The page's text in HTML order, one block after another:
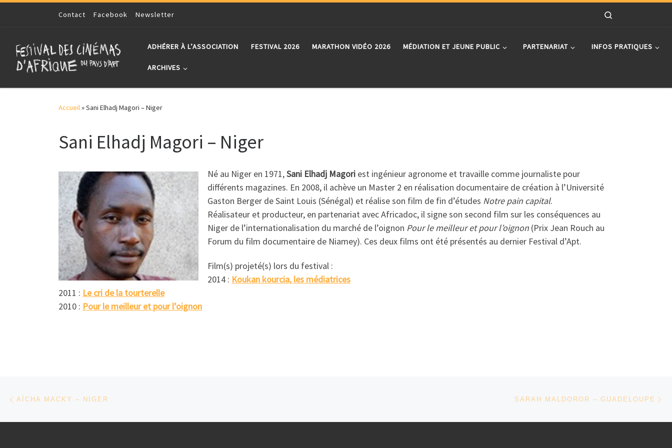
Skip to contentContact Facebook Newsletter
ADHÉRER À L’ASSOCIATION FESTIVAL 2026 MARATHON VIDÉO 2026 MÉDIATION ET JEUNE PUBLIC PARTENARIAT INFOS PRATIQUES
ARCHIVES
Accueil»Sani Elhadj Magori – Niger
Sani Elhadj Magori – Niger
Né au Niger en 1971,Sani Elhadj Magori est ingénieur agronome et travaille comme journaliste pour
différents magazines. En 2008, il achève un Master 2 en réalisation documentaire de création à l’Université
Gaston Berger de Saint Louis (Sénégal) et réalise son film de fin d’études Notre pain capital.
Réalisateur et producteur, en partenariat avec Africadoc, il signe son second film sur les conséquences au
Niger de l’internationalisation du marché de l’oignon Pour le meilleur et pour l’oignon (Prix Jean Rouch au
Forum du film documentaire de Niamey). Ces deux films ont été présentés au dernier Festival d’Apt.
Film(s) projeté(s) lors du festival :
2014 : Koukan kourcia, les médiatrices
2011 : Le cri de la tourterelle
2010 : Pour le meilleur et pour l’oignon
Parcourir les articles
AÏCHA MACKY – NIGER SARAH MALDOROR – GUADELOUPE